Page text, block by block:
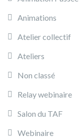
Animations
Atelier collectif
Ateliers
Non classé
Relay webinaire
Salon du TAF
Webinaire